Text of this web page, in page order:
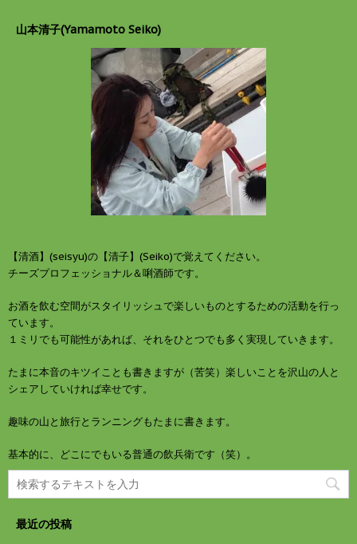
山本清子(Yamamoto Seiko)
【清酒】(seisyu)の【清子】(Seiko)で覚えてください。
チーズプロフェッショナル＆唎酒師です。
お酒を飲む空間がスタイリッシュで楽しいものとするための活動を行っ
ています。
１ミリでも可能性があれば、それをひとつでも多く実現していきます。
たまに本音のキツイことも書きますが（苦笑）楽しいことを沢山の人と
シェアしていければ幸せです。
趣味の山と旅行とランニングもたまに書きます。
基本的に、どこにでもいる普通の飲兵衛です（笑）。
最近の投稿